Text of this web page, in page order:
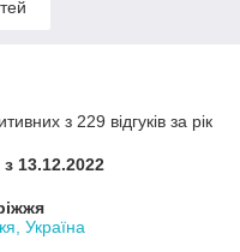
з 229 відгуків за рік
13.12.2022
Україна